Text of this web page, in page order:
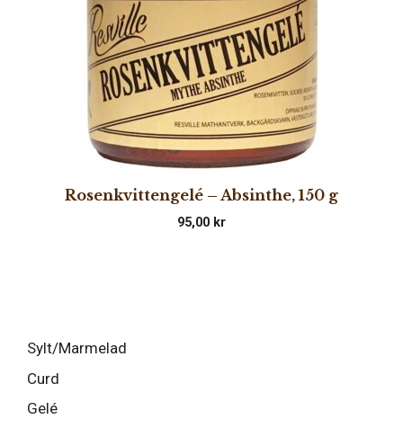
Rosenkvittengelé – Absinthe, 150 g
95,00 kr
Sylt/Marmelad
Curd
Gelé